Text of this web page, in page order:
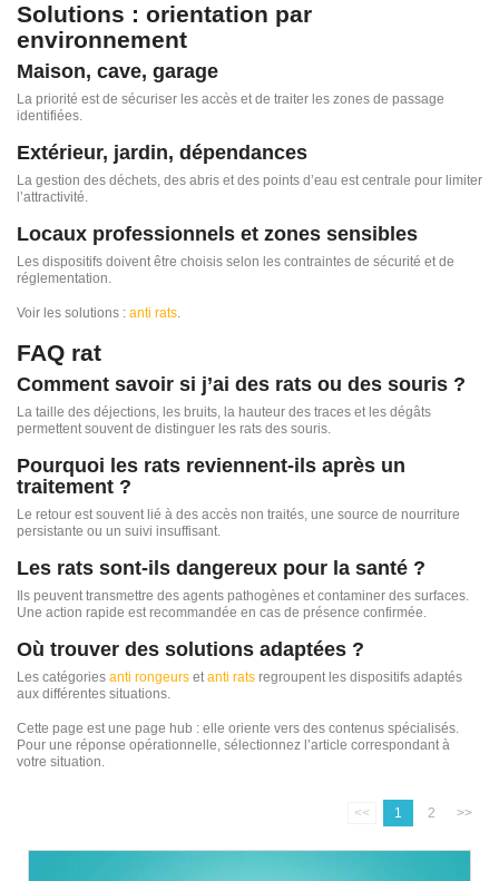
Solutions : orientation par
environnement
Maison, cave, garage
La priorité est de sécuriser les accès et de traiter les zones de passage
identifiées.
Extérieur, jardin, dépendances
La gestion des déchets, des abris et des points d’eau est centrale pour limiter
l’attractivité.
Locaux professionnels et zones sensibles
Les dispositifs doivent être choisis selon les contraintes de sécurité et de
réglementation.
Voir les solutions : anti rats.
FAQ rat
Comment savoir si j’ai des rats ou des souris ?
La taille des déjections, les bruits, la hauteur des traces et les dégâts
permettent souvent de distinguer les rats des souris.
Pourquoi les rats reviennent-ils après un
traitement ?
Le retour est souvent lié à des accès non traités, une source de nourriture
persistante ou un suivi insuffisant.
Les rats sont-ils dangereux pour la santé ?
Ils peuvent transmettre des agents pathogènes et contaminer des surfaces.
Une action rapide est recommandée en cas de présence confirmée.
Où trouver des solutions adaptées ?
Les catégories anti rongeurs etanti rats regroupent les dispositifs adaptés
aux différentes situations.
Cette page est une page hub : elle oriente vers des contenus spécialisés.
Pour une réponse opérationnelle, sélectionnez l’article correspondant à
votre situation.
<< 1 2 >>